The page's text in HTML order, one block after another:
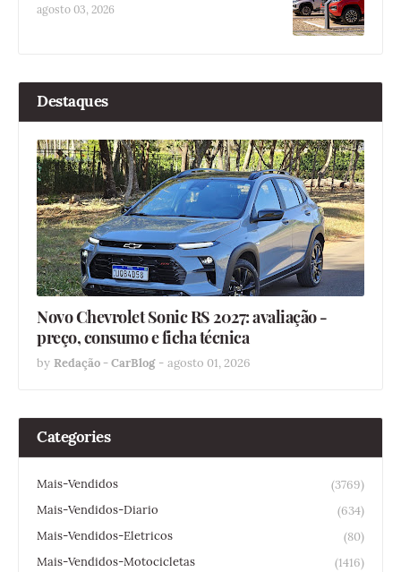
agosto 03, 2026
Destaques
Novo Chevrolet Sonic RS 2027: avaliação -
preço, consumo e ficha técnica
by Redação - CarBlog - agosto 01, 2026
Categories
Mais-Vendidos
(3769)
Mais-Vendidos-Diario
(634)
Mais-Vendidos-Eletricos
(80)
Mais-Vendidos-Motocicletas
(1416)